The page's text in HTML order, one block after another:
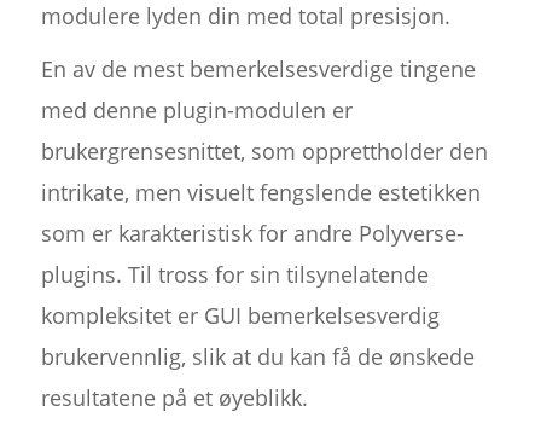
modulere lyden din med total presisjon.
En av de mest bemerkelsesverdige tingene
med denne plugin-modulen er
brukergrensesnittet, som opprettholder den
intrikate, men visuelt fengslende estetikken
som er karakteristisk for andre Polyverse-
plugins. Til tross for sin tilsynelatende
kompleksitet er GUI bemerkelsesverdig
brukervennlig, slik at du kan få de ønskede
resultatene på et øyeblikk.